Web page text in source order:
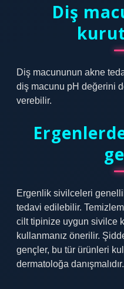
Diş
Diş macununun akne
diş macunu pH değerini
verebilir.
Ergenlik sivilceleri
tedavi edilebilir.
cilt tipinize uygun sivilce
kullanmanız önerilir.
gençler, bu tür ürünleri
dermatoloğa danışmalıdır.